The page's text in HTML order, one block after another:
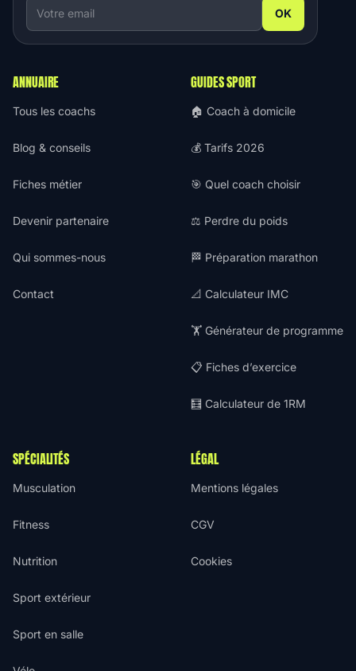
OK
ANNUAIRE
Tous les coachs
Blog & conseils
Fiches métier
Devenir partenaire
Qui sommes-nous
Contact
GUIDES SPORT
🏠 Coach à domicile
💰 Tarifs 2026
🎯 Quel coach choisir
⚖️ Perdre du poids
🏁 Préparation marathon
📐 Calculateur IMC
🏋️ Générateur de programme
📋 Fiches d’exercice
🧮 Calculateur de 1RM
SPÉCIALITÉS
Musculation
Fitness
Nutrition
Sport extérieur
Sport en salle
LÉGAL
Mentions légales
CGV
Cookies